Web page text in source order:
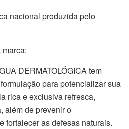
nacional produzida pelo
marca:
DERMATOLÓGICA tem
para potencializar sua
rica e exclusiva refresca,
além de prevenir o
fortalecer as defesas naturais.